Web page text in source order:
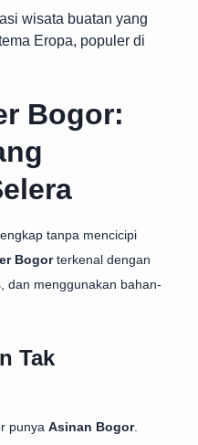
wisata buatan yang
Eropa, populer di
Bogor:
tanpa mencicipi
Bogorterkenal dengan
dan menggunakan bahan-
Tak
punya Asinan Bogor.